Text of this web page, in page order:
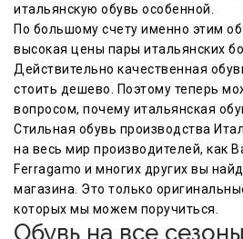
итальянскую обувь особенной.
По большому счету именно этим
высокая цены пары итальянских
Действительно качественная
стоить дешево. Поэтому теперь
вопросом, почему итальянская
Стильная обувь производства
на весь мир производителей, как
Ferragamo и многих других вы
магазина. Это только
которых мы можем поручиться.
Обувь на все сезоны